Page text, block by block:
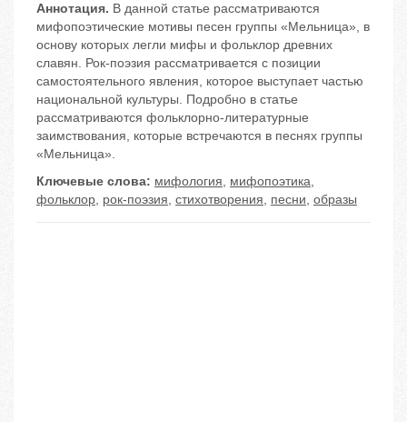
Аннотация. В данной статье рассматриваются
мифопоэтические мотивы песен группы «Мельница», в
основу которых легли мифы и фольклор древних
славян. Рок-поэзия рассматривается с позиции
самостоятельного явления, которое выступает частью
национальной культуры. Подробно в статье
рассматриваются фольклорно-литературные
заимствования, которые встречаются в песнях группы
«Мельница».
Ключевые слова: мифология, мифопоэтика,
фольклор, рок-поэзия, стихотворения, песни, образы